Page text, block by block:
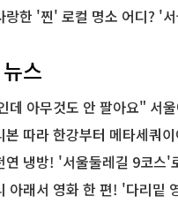
한 '찐' 로컬 명소 어디? '서울
스
아무것도 안 팔아요" 서울에서 가장
따라 한강부터 메타세쿼이아 숲길
연 냉방! '서울둘레길 9코스'
아래서 영화 한 편! '다리밑